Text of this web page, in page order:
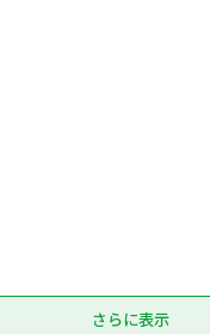
さらに表示